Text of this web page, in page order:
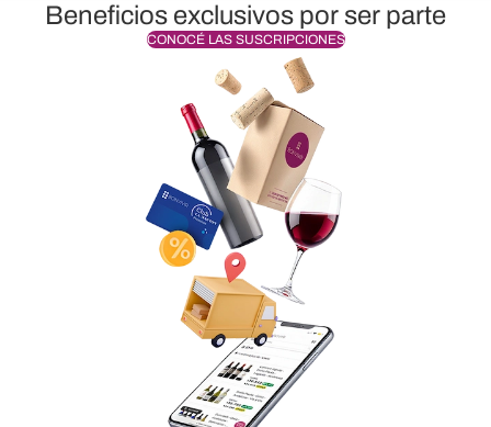
Beneficios exclusivos por ser parte
CONOCÉ LAS SUSCRIPCIONES